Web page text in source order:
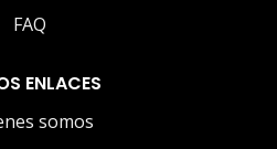
FAQ
ENLACES
somos